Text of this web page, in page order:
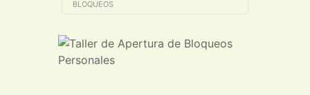
BLOQUEOS